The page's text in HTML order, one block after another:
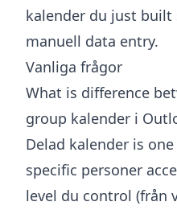
kalender du just
manuell data entry.
Vanliga frågor
What is difference
group kalender i
Delad kalender is
specific personer
level du control (från